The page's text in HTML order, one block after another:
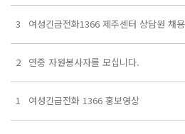
3 여성긴급전화1366 제주센터 상담원 채
2 연중 자원봉사자를 모십니다.
1 여성긴급전화 1366 홍보영상